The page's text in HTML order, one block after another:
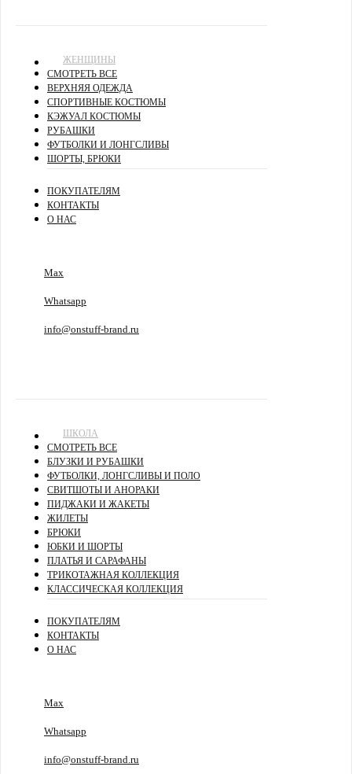
ЖЕНЩИНЫ
СМОТРЕТЬ ВСЕ
ВЕРХНЯЯ ОДЕЖДА
СПОРТИВНЫЕ КОСТЮМЫ
КЭЖУАЛ КОСТЮМЫ
РУБАШКИ
ФУТБОЛКИ И ЛОНГСЛИВЫ
ШОРТЫ, БРЮКИ
ПОКУПАТЕЛЯМ
КОНТАКТЫ
О НАС
Max
Whatsapp
info@onstuff-brand.ru
ШКОЛА
СМОТРЕТЬ ВСЕ
БЛУЗКИ И РУБАШКИ
ФУТБОЛКИ, ЛОНГСЛИВЫ И ПОЛО
СВИТШОТЫ И АНОРАКИ
ПИДЖАКИ И ЖАКЕТЫ
ЖИЛЕТЫ
БРЮКИ
ЮБКИ И ШОРТЫ
ПЛАТЬЯ И САРАФАНЫ
ТРИКОТАЖНАЯ КОЛЛЕКЦИЯ
КЛАССИЧЕСКАЯ КОЛЛЕКЦИЯ
ПОКУПАТЕЛЯМ
КОНТАКТЫ
О НАС
Max
Whatsapp
info@onstuff-brand.ru